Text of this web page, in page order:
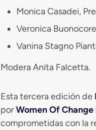
Monica Casadei,
Veronica
Vanina Stagno
Modera Anita Falcetta.
Esta tercera edición de
porWomen Of Change
comprometidas con la